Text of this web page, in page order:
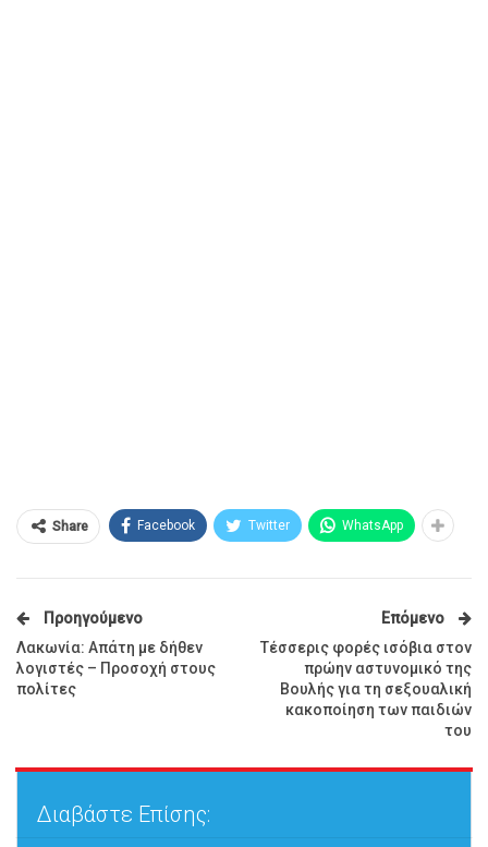
Share Facebook Twitter WhatsApp
Προηγούμενο
Λακωνία: Απάτη με δήθεν
λογιστές – Προσοχή στους
πολίτες
Επόμενο
Τέσσερις φορές ισόβια στον
πρώην αστυνομικό της
Βουλής για τη σεξουαλική
κακοποίηση των παιδιών
του
Διαβάστε Επίσης: